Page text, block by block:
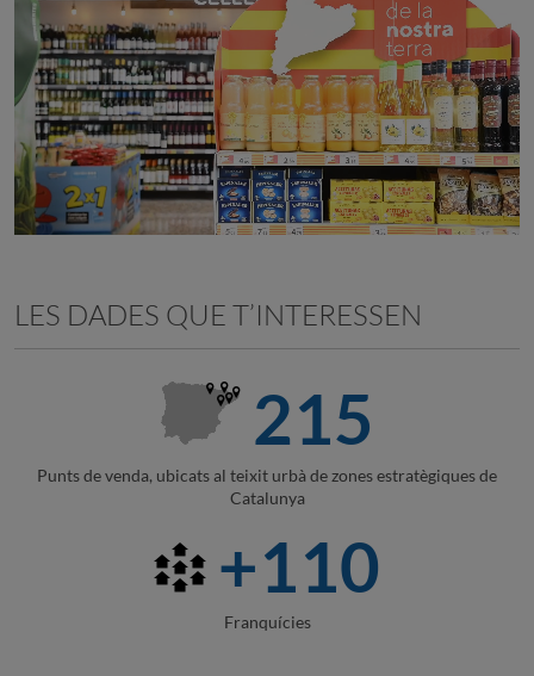
LES DADES QUE T’INTERESSEN
215
Punts de venda, ubicats al teixit urbà de zones estratègiques de
Catalunya
+110
Franquícies